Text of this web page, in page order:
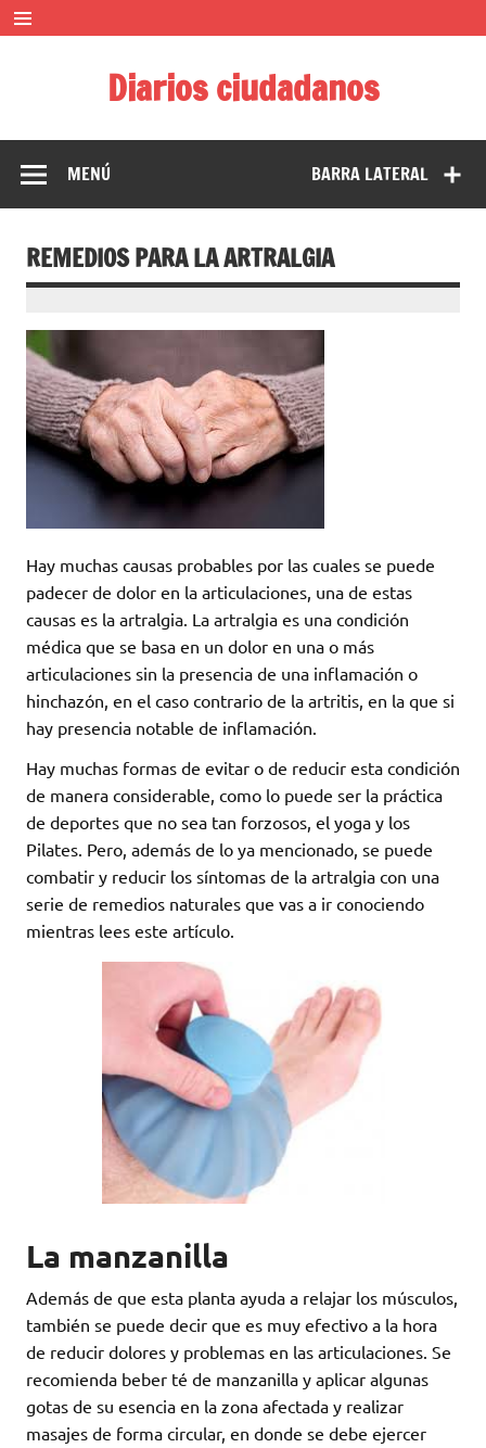
Saltar
contenido
Diarios ciudadanos
BARRA LATERAL
MENÚ
REMEDIOS PARA LA ARTRALGIA
Hay muchas causas probables por las cuales se puede
padecer de dolor en la articulaciones, una de estas
causas es la artralgia. La artralgia es una condición
médica que se basa en un dolor en una o más
articulaciones sin la presencia de una inflamación o
hinchazón, en el caso contrario de la artritis, en la que si
hay presencia notable de inflamación.
Hay muchas formas de evitar o de reducir esta condición
de manera considerable, como lo puede ser la práctica
de deportes que no sea tan forzosos, el yoga y los
Pilates. Pero, además de lo ya mencionado, se puede
combatir y reducir los síntomas de la artralgia con una
serie de remedios naturales que vas a ir conociendo
mientras lees este artículo.
La manzanilla
Además de que esta planta ayuda a relajar los músculos,
también se puede decir que es muy efectivo a la hora
de reducir dolores y problemas en las articulaciones. Se
recomienda beber té de manzanilla y aplicar algunas
gotas de su esencia en la zona afectada y realizar
masajes de forma circular, en donde se debe ejercer